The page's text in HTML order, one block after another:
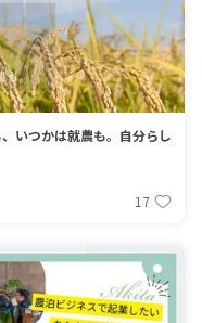
いつかは就農も。自分らし
17